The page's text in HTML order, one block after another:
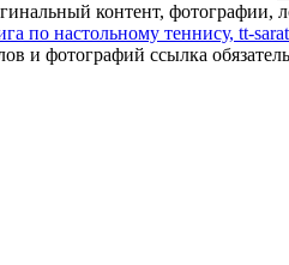
контент, фотографии,
по настольному теннису, tt-
и фотографий ссылка